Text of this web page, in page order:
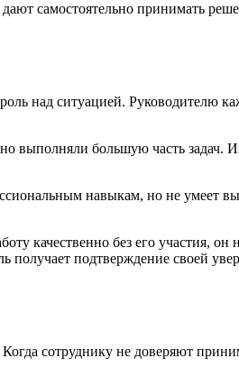
самостоятельно принимать
над ситуацией. Руководителю
выполняли большую часть задач.
навыкам, но не умеет
качественно без его участия, он
получает подтверждение своей
сотруднику не доверяют